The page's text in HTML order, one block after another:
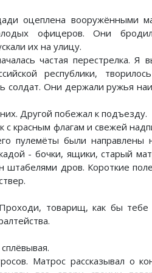
оцеплена вооружёнными
офицеров. Они
их на улицу.
частая перестрелка. Я
республики,
Они держали ружья
Другой побежал к подъезду.
с красным флагам и свежей
пулемёты были направлены
- бочки, ящики, старый
дров. Короткие
товарищ, как бы
Матрос рассказывал о